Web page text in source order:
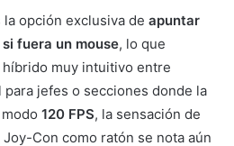
opción exclusiva de apuntar
fuera un mouse, lo que
muy intuitivo entre
jefes o secciones donde la
120 FPS, la sensación de
Con como ratón se nota aún